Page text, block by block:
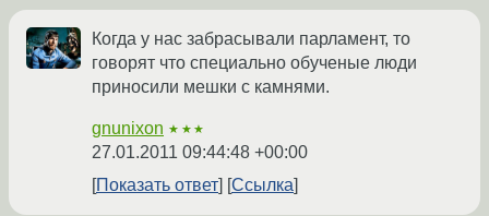
Когда у нас забрасывали парламент, то
говорят что специально обученые люди
приносили мешки с камнями.
gnunixon ★★★
27.01.2011 09:44:48 +00:00
Показать ответ
Ссылка